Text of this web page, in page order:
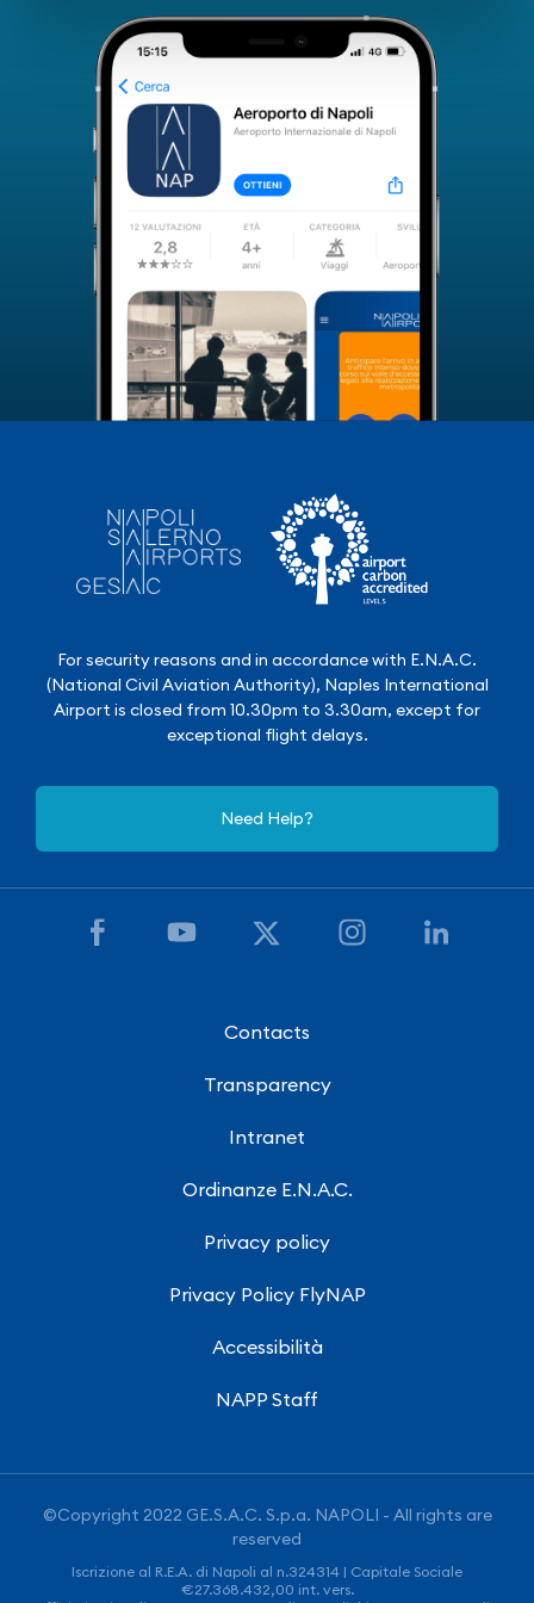
For security reasons and in accordance with E.N.A.C.
(National Civil Aviation Authority), Naples International
Airport is closed from 10.30pm to 3.30am, except for
exceptional flight delays.
Need Help?
Contacts
Transparency
Intranet
Ordinanze E.N.A.C.
Privacy policy
Privacy Policy FlyNAP
Accessibilità
NAPP Staff
©Copyright 2022 GE.S.A.C. S.p.a. NAPOLI - All rights are
reserved
Iscrizione al R.E.A. di Napoli al n.324314 | Capitale Sociale
€27.368.432,00 int. vers.